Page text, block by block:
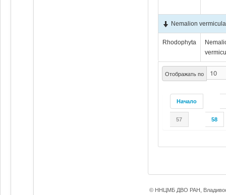
Отображать по
Начало
57 58
Nemalion
Rhodophyta
© ННЦМБ ДВО РАН,